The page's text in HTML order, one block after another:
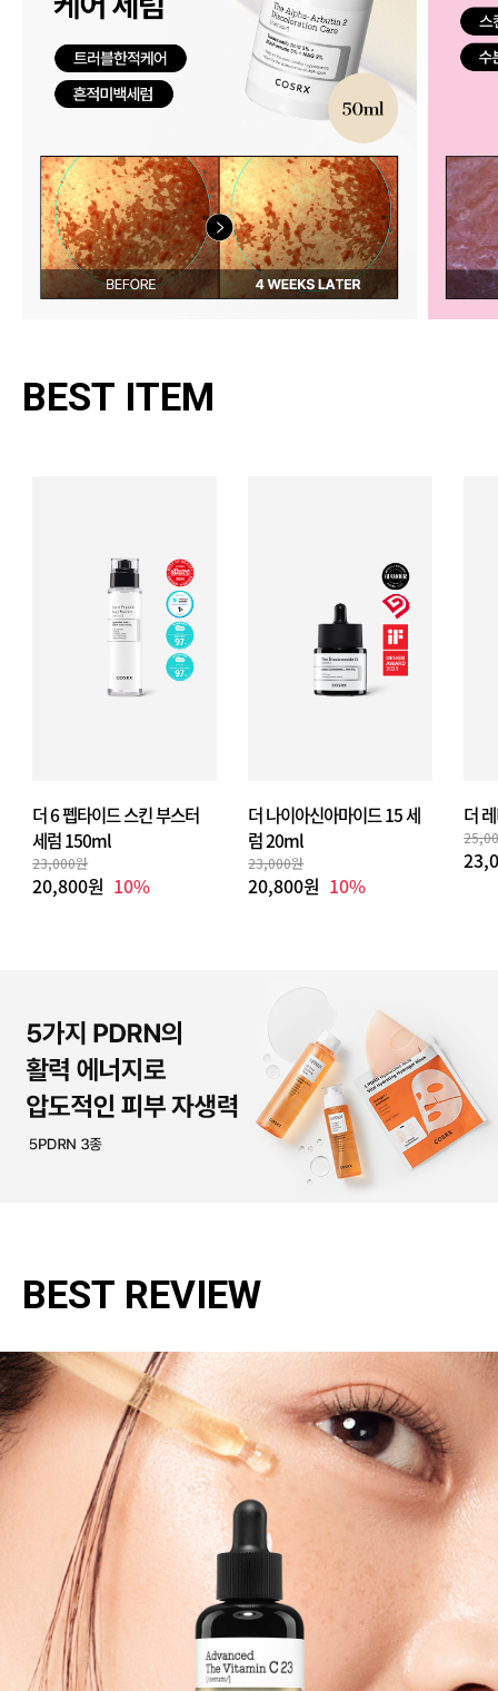
BEST ITEM
더 6 펩타이드 스킨 부스터
세럼 150ml
23,000원
20,800원 10%
더 나이아신아마이드 15 세
럼 20ml
23,000원
20,800원 10%
더
BEST REVIEW